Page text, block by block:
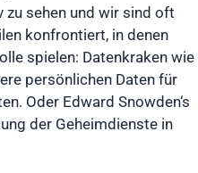
sehen und wir sind oft
konfrontiert, in denen
spielen: Datenkraken wie
persönlichen Daten für
Oder Edward Snowden‘s
der Geheimdienste in